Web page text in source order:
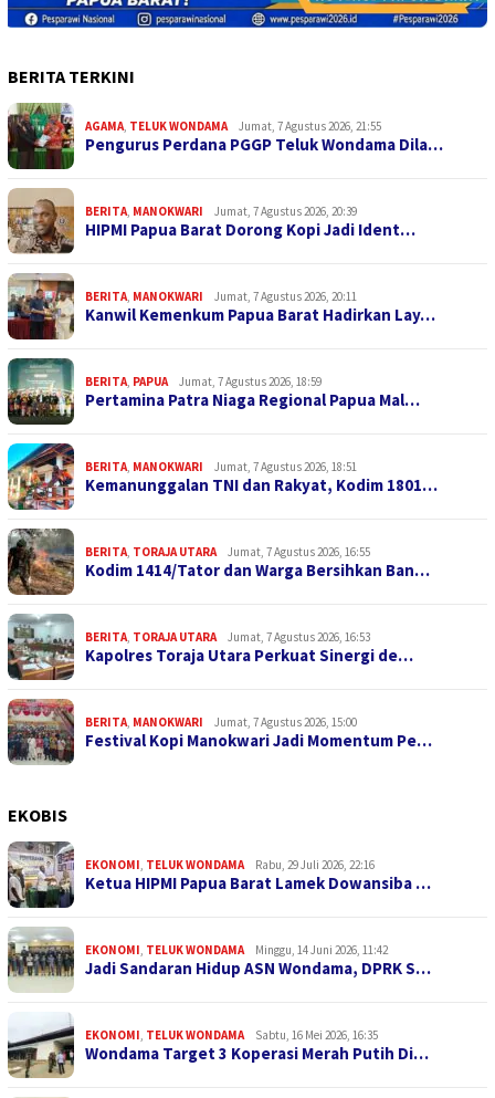
BERITA TERKINI
AGAMA TELUK WONDAMA Jumat, 7 Agustus 2026, 21:55
Pengurus Perdana PGGP Teluk Wondama Dila…
BERITA MANOKWARI Jumat, 7 Agustus 2026, 20:39
HIPMI Papua Barat Dorong Kopi Jadi Ident…
BERITA MANOKWARI Jumat, 7 Agustus 2026, 20:11
Kanwil Kemenkum Papua Barat Hadirkan Lay…
BERITA PAPUA Jumat, 7 Agustus 2026, 18:59
Pertamina Patra Niaga Regional Papua Mal…
BERITA MANOKWARI Jumat, 7 Agustus 2026, 18:51
Kemanunggalan TNI dan Rakyat, Kodim 1801…
BERITA TORAJA UTARA Jumat, 7 Agustus 2026, 16:55
Kodim 1414/Tator dan Warga Bersihkan Ban…
BERITA TORAJA UTARA Jumat, 7 Agustus 2026, 16:53
Kapolres Toraja Utara Perkuat Sinergi de…
BERITA MANOKWARI Jumat, 7 Agustus 2026, 15:00
Festival Kopi Manokwari Jadi Momentum Pe…
EKOBIS
EKONOMI TELUK WONDAMA Rabu, 29 Juli 2026, 22:16
Ketua HIPMI Papua Barat Lamek Dowansiba …
EKONOMI TELUK WONDAMA Minggu, 14 Juni 2026, 11:42
Jadi Sandaran Hidup ASN Wondama, DPRK S…
EKONOMI TELUK WONDAMA Sabtu, 16 Mei 2026, 16:35
Wondama Target 3 Koperasi Merah Putih Di…